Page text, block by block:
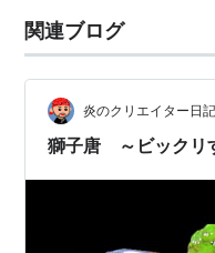
関連ブログ
炎のクリエイター日
獅子唐 ～ビックリ